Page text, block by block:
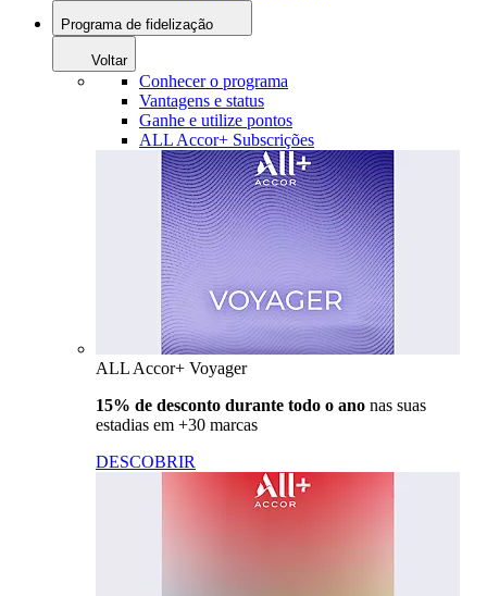
Programa de fidelização
Voltar
Conhecer o programa
Vantagens e status
Ganhe e utilize pontos
ALL Accor+ Subscrições
ALL Accor+ Voyager
15% de desconto durante todo o ano nas suas
estadias em +30 marcas
DESCOBRIR